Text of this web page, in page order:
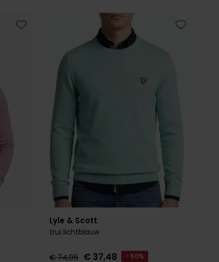
Toevoegen aan favorieten
Lyle & Scott
trui lichtblauw
€ 74,95 € 37,48 - 50%